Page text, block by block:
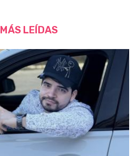
MÁS LEÍDAS